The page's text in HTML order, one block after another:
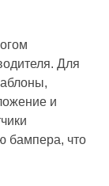
Для
и
бампера, что